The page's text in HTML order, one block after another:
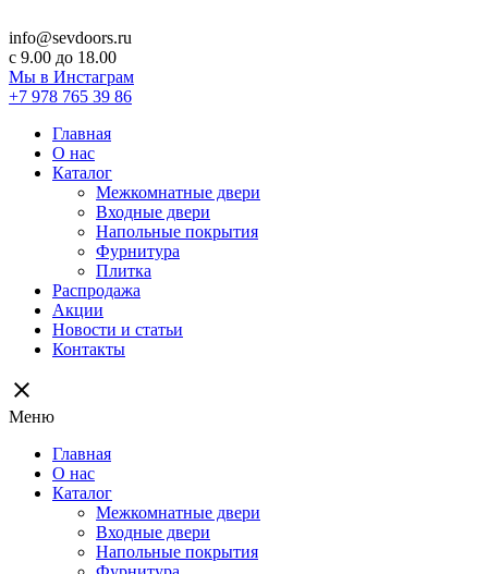
info@sevdoors.ru
c 9.00 до 18.00
Мы в Инстаграм
+7 978 765 39 86
Главная
О нас
Каталог
Межкомнатные двери
Входные двери
Напольные покрытия
Фурнитура
Плитка
Распродажа
Акции
Новости и статьи
Контакты
close
Меню
Главная
О нас
Каталог
Межкомнатные двери
Входные двери
Напольные покрытия